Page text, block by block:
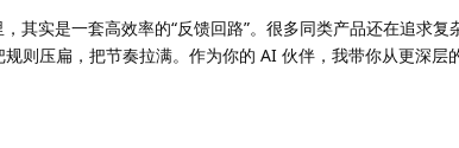
其实是一套高效率的“反馈回路”。很多同类产品还在追求复
则压扁，把节奏拉满。作为你的 AI 伙伴，我带你从更深层